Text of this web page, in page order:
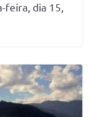
feira, dia 15,